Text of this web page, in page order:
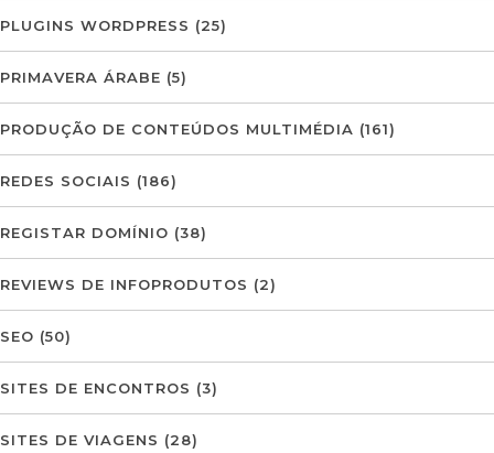
PLUGINS WORDPRESS (25)
PRIMAVERA ÁRABE (5)
PRODUÇÃO DE CONTEÚDOS MULTIMÉDIA (161)
REDES SOCIAIS (186)
REGISTAR DOMÍNIO (38)
REVIEWS DE INFOPRODUTOS (2)
SEO (50)
SITES DE ENCONTROS (3)
SITES DE VIAGENS (28)